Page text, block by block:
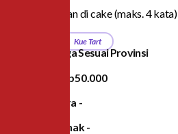
*Gratis tulisan di cake (maks. 4 kata)
Kue Tart
Daftar Harga Sesuai Provinsi
Rp50.000
Sumatra -
Pontianak-